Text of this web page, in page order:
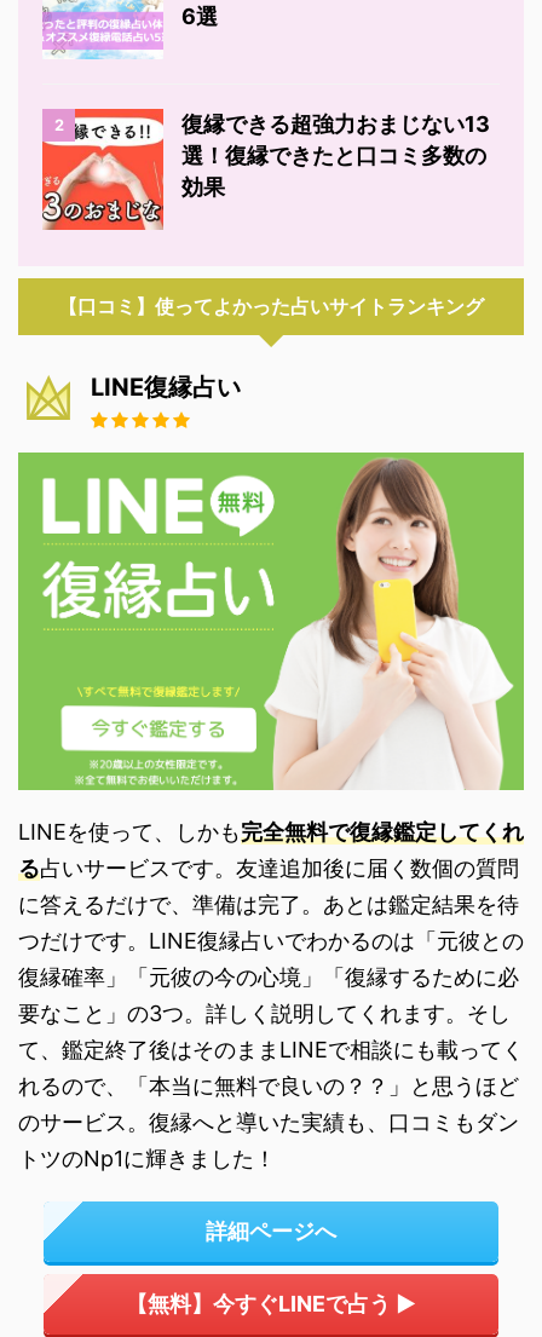
6選
2
復縁できる超強力おまじない13
選！復縁できたと口コミ多数の
効果
【口コミ】使ってよかった占いサイトランキング
LINE復縁占い
LINEを使って、しかも完全無料で復縁鑑定してくれ
る占いサービスです。友達追加後に届く数個の質問
に答えるだけで、準備は完了。あとは鑑定結果を待
つだけです。LINE復縁占いでわかるのは「元彼との
復縁確率」「元彼の今の心境」「復縁するために必
要なこと」の3つ。詳しく説明してくれます。そし
て、鑑定終了後はそのままLINEで相談にも載ってく
れるので、「本当に無料で良いの？？」と思うほど
のサービス。復縁へと導いた実績も、口コミもダン
トツのNp1に輝きました！
詳細ページへ
【無料】今すぐLINEで占う ▶